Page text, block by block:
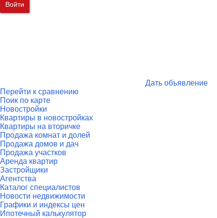
Войти
Дать объявление
Перейти к сравнению
Поик по карте
Новостройки
Квартиры в новостройках
Квартиры на вторичке
Продажа комнат и долей
Продажа домов и дач
Продажа участков
Аренда квартир
Застройщики
Агентства
Каталог специалистов
Новости недвижимости
Графики и индексы цен
Ипотечный калькулятор